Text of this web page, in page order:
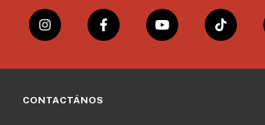
CONTACTÁNOS